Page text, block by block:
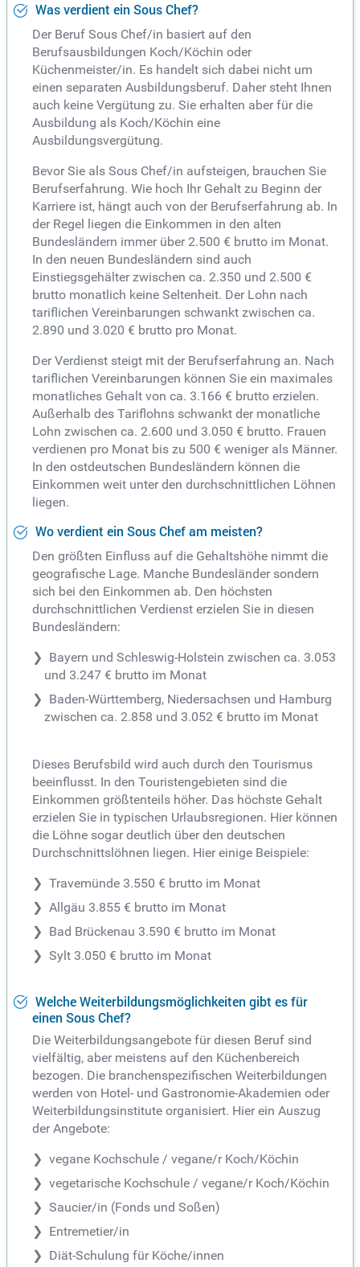
Was verdient ein Sous Chef?
Der Beruf Sous Chef/in basiert auf den
Berufsausbildungen Koch/Köchin oder
Küchenmeister/in. Es handelt sich dabei nicht um
einen separaten Ausbildungsberuf. Daher steht Ihnen
auch keine Vergütung zu. Sie erhalten aber für die
Ausbildung als Koch/Köchin eine
Ausbildungsvergütung.
Bevor Sie als Sous Chef/in aufsteigen, brauchen Sie
Berufserfahrung. Wie hoch Ihr Gehalt zu Beginn der
Karriere ist, hängt auch von der Berufserfahrung ab. In
der Regel liegen die Einkommen in den alten
Bundesländern immer über 2.500 € brutto im Monat.
In den neuen Bundesländern sind auch
Einstiegsgehälter zwischen ca. 2.350 und 2.500 €
brutto monatlich keine Seltenheit. Der Lohn nach
tariflichen Vereinbarungen schwankt zwischen ca.
2.890 und 3.020 € brutto pro Monat.
Der Verdienst steigt mit der Berufserfahrung an. Nach
tariflichen Vereinbarungen können Sie ein maximales
monatliches Gehalt von ca. 3.166 € brutto erzielen.
Außerhalb des Tariflohns schwankt der monatliche
Lohn zwischen ca. 2.600 und 3.050 € brutto. Frauen
verdienen pro Monat bis zu 500 € weniger als Männer.
In den ostdeutschen Bundesländern können die
Einkommen weit unter den durchschnittlichen Löhnen
liegen.
Wo verdient ein Sous Chef am meisten?
Den größten Einfluss auf die Gehaltshöhe nimmt die
geografische Lage. Manche Bundesländer sondern
sich bei den Einkommen ab. Den höchsten
durchschnittlichen Verdienst erzielen Sie in diesen
Bundesländern:
Bayern und Schleswig-Holstein zwischen ca. 3.053
und 3.247 € brutto im Monat
Baden-Württemberg, Niedersachsen und Hamburg
zwischen ca. 2.858 und 3.052 € brutto im Monat
Dieses Berufsbild wird auch durch den Tourismus
beeinflusst. In den Touristengebieten sind die
Einkommen größtenteils höher. Das höchste Gehalt
erzielen Sie in typischen Urlaubsregionen. Hier können
die Löhne sogar deutlich über den deutschen
Durchschnittslöhnen liegen. Hier einige Beispiele:
Travemünde 3.550 € brutto im Monat
Allgäu 3.855 € brutto im Monat
Bad Brückenau 3.590 € brutto im Monat
Sylt 3.050 € brutto im Monat
Welche Weiterbildungsmöglichkeiten gibt es für
einen Sous Chef?
Die Weiterbildungsangebote für diesen Beruf sind
vielfältig, aber meistens auf den Küchenbereich
bezogen. Die branchenspezifischen Weiterbildungen
werden von Hotel- und Gastronomie-Akademien oder
Weiterbildungsinstitute organisiert. Hier ein Auszug
der Angebote:
vegane Kochschule / vegane/r Koch/Köchin
vegetarische Kochschule / vegane/r Koch/Köchin
Saucier/in (Fonds und Soßen)
Entremetier/in
Diät-Schulung für Köche/innen